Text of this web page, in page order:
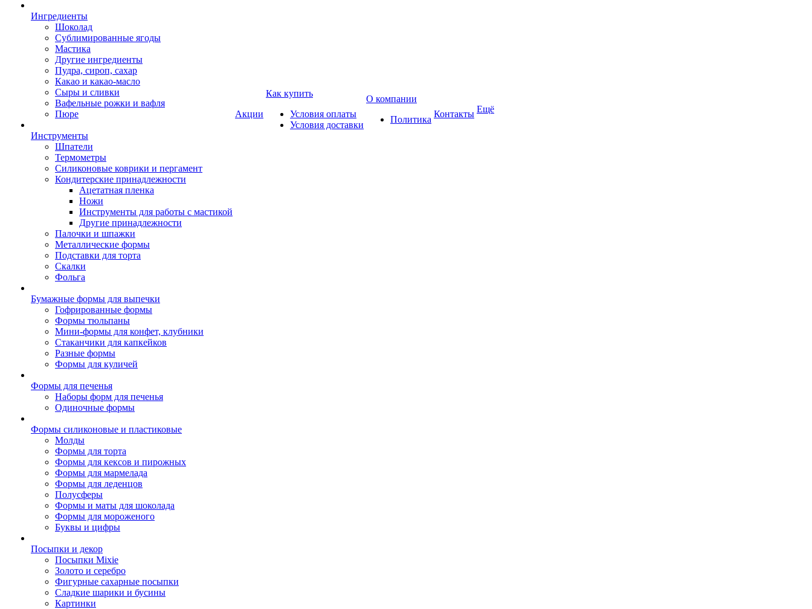
Ингредиенты
Шоколад
Сублимированные ягоды
Мастика
Другие ингредиенты
Пудра, сироп, сахар
Какао и какао-масло
Сыры и сливки
Вафельные рожки и вафля
Пюре
Инструменты
Шпатели
Термометры
Силиконовые коврики и пергамент
Кондитерские принадлежности
Ацетатная пленка
Ножи
Инструменты для работы с мастикой
Другие принадлежности
Палочки и шпажки
Металлические формы
Подставки для торта
Скалки
Фольга
Бумажные формы для выпечки
Гофрированные формы
Формы тюльпаны
Мини-формы для конфет, клубники
Стаканчики для капкейков
Разные формы
Формы для куличей
Формы для печенья
Наборы форм для печенья
Одиночные формы
Формы силиконовые и пластиковые
Молды
Формы для торта
Формы для кексов и пирожных
Формы для мармелада
Формы для леденцов
Полусферы
Формы и маты для шоколада
Формы для мороженого
Буквы и цифры
Посыпки и декор
Посыпки Mixie
Золото и серебро
Фигурные сахарные посыпки
Сладкие шарики и бусины
Картинки
Акции
Как купить
Условия оплаты
Условия доставки
О компании
Политика
Контакты Ещё